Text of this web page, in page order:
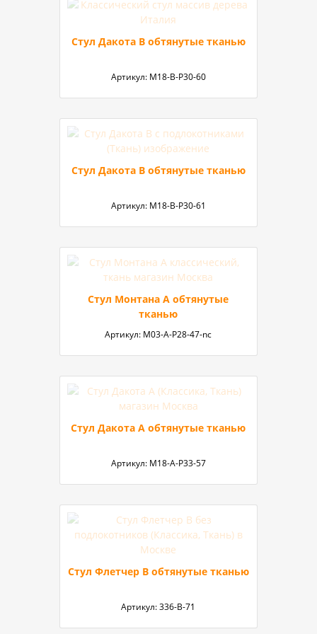
Стул Дакота B обтянутые тканью
Артикул: М18-В-P30-60
Стул Дакота B обтянутые тканью
Артикул: М18-В-P30-61
Стул Монтана A обтянутые
тканью
Артикул: М03-A-P28-47-nc
Стул Дакота А обтянутые тканью
Артикул: М18-А-P33-57
Стул Флетчер В обтянутые тканью
Артикул:336-В-71